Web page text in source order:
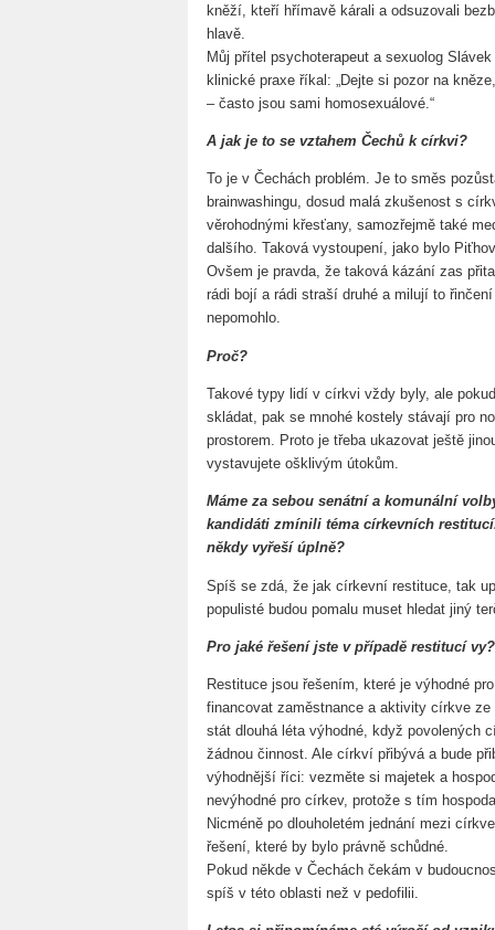
kněží, kteří hřímavě kárali a odsuzovali
hlavě.
Můj přítel psychoterapeut a sexuolog
klinické praxe říkal: „Dejte si pozor na
– často jsou sami homosexuálové.“
A jak je to se vztahem Čechů k církvi?
To je v Čechách problém. Je to směs
brainwashingu, dosud malá zkušenost s
věrohodnými křesťany, samozřejmě také
dalšího. Taková vystoupení, jako bylo
Ovšem je pravda, že taková kázání zas
rádi bojí a rádi straší druhé a milují to
nepomohlo.
Proč?
Takové typy lidí v církvi vždy byly, ale
skládat, pak se mnohé kostely stávají pro
prostorem. Proto je třeba ukazovat ještě
vystavujete ošklivým útokům.
Máme za sebou senátní a komunální
kandidáti zmínili téma církevních
někdy vyřeší úplně?
Spíš se zdá, že jak církevní restituce, tak
populisté budou pomalu muset hledat jiný
Pro jaké řešení jste v případě restitucí vy?
Restituce jsou řešením, které je výhodné
financovat zaměstnance a aktivity církve
stát dlouhá léta výhodné, když povolených
žádnou činnost. Ale církví přibývá a bude
výhodnější říci: vezměte si majetek a
nevýhodné pro církev, protože s tím
Nicméně po dlouholetém jednání mezi
řešení, které by bylo právně schůdné.
Pokud někde v Čechách čekám v
spíš v této oblasti než v pedofilii.